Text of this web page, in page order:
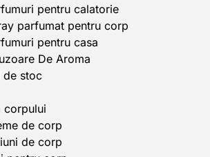
pentru calatorie
parfumat pentru corp
pentru casa
De Aroma
de stoc
corpului
de corp
de corp